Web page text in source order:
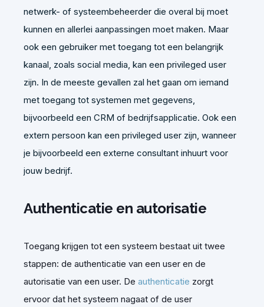
netwerk- of systeembeheerder die overal bij moet
kunnen en allerlei aanpassingen moet maken. Maar
ook een gebruiker met toegang tot een belangrijk
kanaal, zoals social media, kan een privileged user
zijn. In de meeste gevallen zal het gaan om iemand
met toegang tot systemen met gegevens,
bijvoorbeeld een CRM of bedrijfsapplicatie. Ook een
extern persoon kan een privileged user zijn, wanneer
je bijvoorbeeld een externe consultant inhuurt voor
jouw bedrijf.
Authenticatie en autorisatie
Toegang krijgen tot een systeem bestaat uit twee
stappen: de authenticatie van een user en de
autorisatie van een user. De authenticatie zorgt
ervoor dat het systeem nagaat of de user